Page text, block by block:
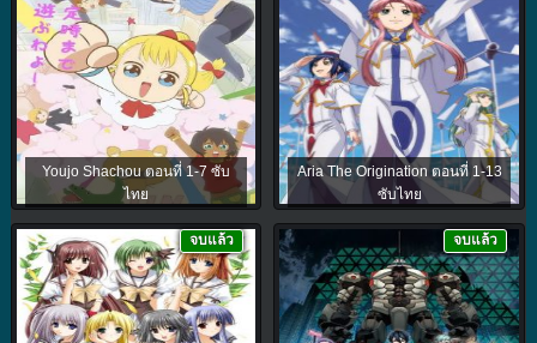
Youjo Shachou ตอนที่ 1-7 ซับ
ไทย
Aria The Origination ตอนที่ 1-13
ซับไทย
จบแล้ว จบแล้ว